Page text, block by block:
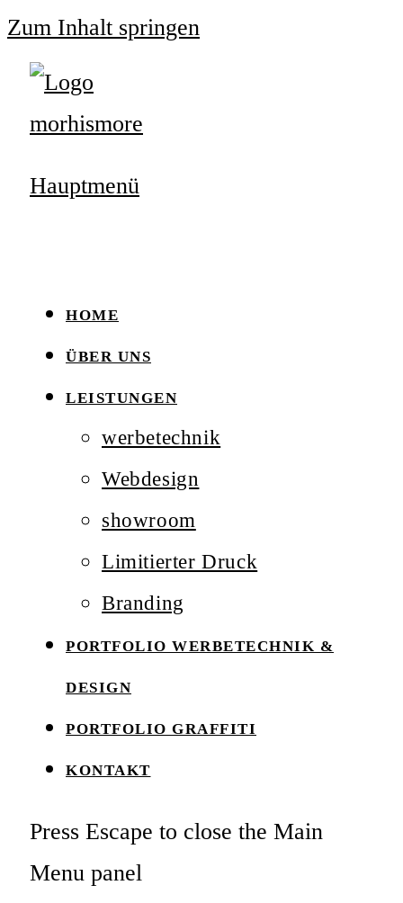
Zum Inhalt springen
Hauptmenü
HOME
ÜBER UNS
LEISTUNGEN
werbetechnik
Webdesign
showroom
Limitierter Druck
Branding
PORTFOLIO WERBETECHNIK &
DESIGN
PORTFOLIO GRAFFITI
KONTAKT
Press Escape to close the Main
Menu panel